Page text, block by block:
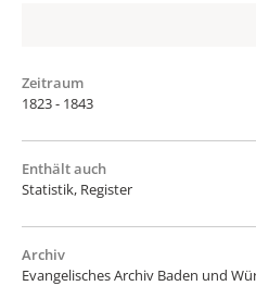
Zeitraum
1823 - 1843
Enthält auch
Statistik, Register
Archiv
Evangelisches Archiv Baden und